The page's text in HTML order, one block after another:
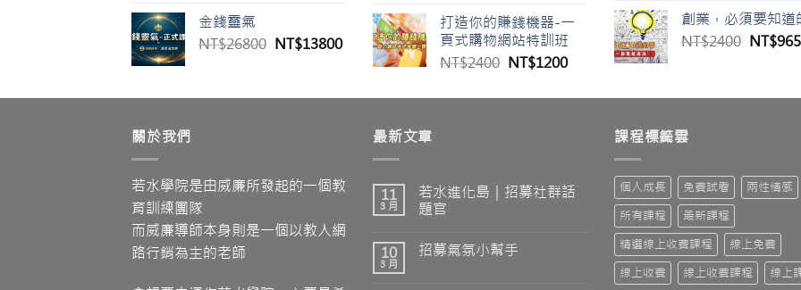
格：
格：
NT$500。
金錢靈氣
NT$26800 原
格：
NT$13800目
格：
價
格：
NT$13000。
價
格：
NT$0。
打造你的賺錢機器-一
頁式購物網站特訓班
NT$2400 原
價
NT$1200目
價
NT$1200。
格：
創業，必須要知道
NT$2400 原
格：
NT$965
關於我們
若水學院是由威廉所發起的一個教
育訓練團隊
而威廉導師本身則是一個以教人網
路行銷為主的老師
最新文章
11
3 月
若水進化島｜招募社群話
題官
10
3 月
招募氣氛小幫手
課程標籤雲
個人成長 免費試看
兩性情感
所有課程
最新課程
精選線上收費課程
線上免費
線上收費
線上收費課程 線上